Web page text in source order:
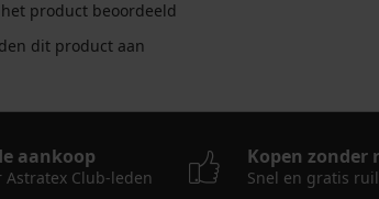
product beoordeeld
dit product aan
aankoop
Club-leden
Kopen zonder
Snel en gratis